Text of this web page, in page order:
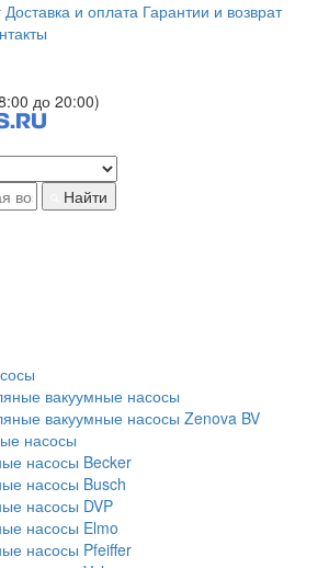
Доставка и оплата Гарантии и возврат
до 20:00)
Найти
вакуумные насосы
вакуумные насосы Zenova BV
насосы
насосы Becker
насосы Busch
насосы DVP
насосы Elmo
насосы Pfeiffer